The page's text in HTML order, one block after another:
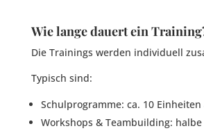
Wie lange dauert ein
Die Trainings werden individuell
Typisch sind:
Schulprogramme: ca. 10
Workshops & Teambuilding: